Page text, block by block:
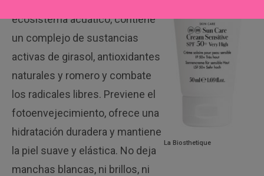
La Biosthetique
ecosistema acuático, contiene
un complejo de sustancias
activas de girasol, antioxidantes
naturales y romero y combate
los radicales libres. Previene el
fotoenvejecimiento, ofrece una
hidratación duradera y mantiene
la piel suave y elástica. No deja
manchas blancas, ni brillos, ni